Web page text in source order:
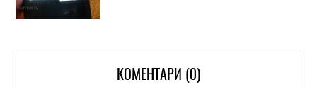
КОМЕНТАРИ (0)